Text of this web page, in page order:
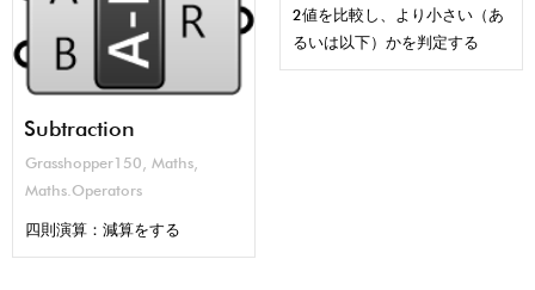
2値を比較し、より小さい（あ
るいは以下）かを判定する
Subtraction
Grasshopper150 Maths
Maths.Operators
四則演算：減算をする